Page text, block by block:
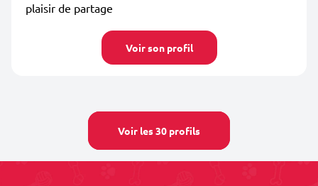
plaisir de partage
Voir son profil
Voir les 30 profils